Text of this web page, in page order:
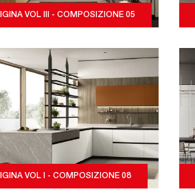
VOL III - COMPOSIZIONE 05
VOL I - COMPOSIZIONE 08